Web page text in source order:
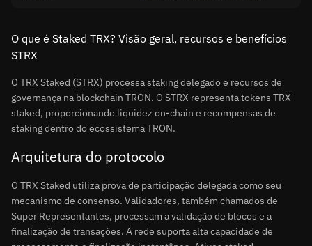
O que é Staked TRX? Visão geral, recursos e benefícios
STRX
O TRX Staked (STRX) processa staking delegado e recursos de
governança na blockchain TRON. O STRX representa tokens TRX
staked, proporcionando liquidez on-chain e recompensas de
staking dentro do ecossistema TRON.
Arquitetura do protocolo
O TRX Staked utiliza prova de participação delegada como seu
mecanismo de consenso. Validadores, também chamados de
Super Representantes, processam a validação de blocos e a
finalização de transações. A rede suporta alta capacidade de